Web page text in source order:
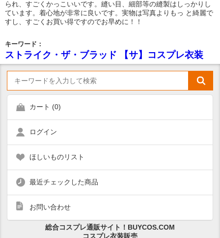
られ、すごくかっこいいです。縫い目、細部等の縫製はしっかりし
ています。着心地が非常に良いです。実物は写真よりもっ と綺麗で
すし、すごくお買い得ですのでお早めに！！
キーワード：
ストライク・ザ・ブラッド 【サ】コスプレ衣装
カート (0)
ログイン
ほしいものリスト
最近チェックした商品
お問い合わせ
総合コスプレ通販サイト！BUYCOS.COM
コスプレ衣装販売